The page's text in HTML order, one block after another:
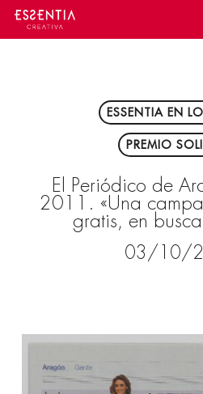
Skip
main
ESSENTIA EN
PREMIO
El Periódico de
2011. «Una
gratis, en
03/10/